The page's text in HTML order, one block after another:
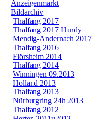
Anzeigenmarkt
Bildarchiv
Thalfang 2017
Thalfang 2017 Handy
Mendig-Andernach 2017
Thalfang 2016
Flörsheim 2014
Thalfang 2014
Winningen 09.2013
Holland 2013
Thalfang 2013
Nürburgring 24h 2013
Thalfang 2012